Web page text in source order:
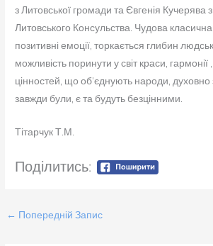
з Литовської громади та Євгенія Кучерява
Литовського Консульства. Чудова
позитивні емоції, торкається глибин
можливість поринути у світ краси, гармонії
цінностей, що об’єднують народи, духовно
завжди були, є та будуть безцінними.
Тітарчук Т.М.
Поділитись:
← Попередній Запис